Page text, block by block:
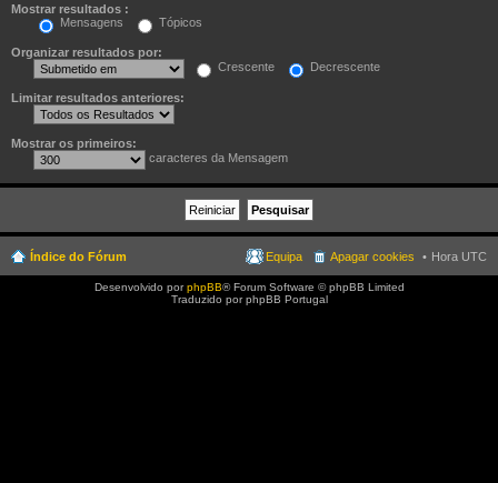
Mostrar resultados :
Mensagens
Tópicos
Organizar resultados por:
Crescente
Decrescente
Limitar resultados anteriores:
Mostrar os primeiros:
caracteres da Mensagem
Índice do Fórum Hora UTC
Apagar cookies
Equipa
Desenvolvido porphpBB® Forum Software © phpBB Limited
Traduzido por phpBB Portugal